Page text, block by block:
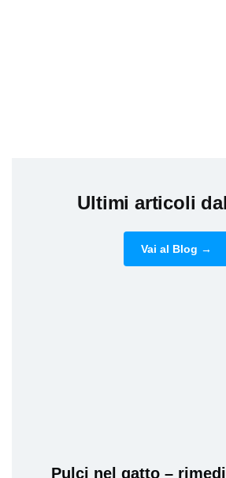
Ultimi articoli
Vai al Blog →
Pulci nel gatto –